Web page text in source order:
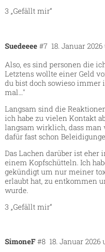
3 „Gefällt mir“
Suedeeee 18. Januar
#7
Also, es sind personen die
Letztens wollte einer Geld
du bist doch sowieso immer
mal…"
Langsam sind die
ich habe zu vielen Kontakt
langsam wirklich, dass man
dafür fast schon
Das Lachen darüber ist
einem Kopfschütteln. Ich
gekündigt um nur meiner
erlaubt hat, zu entkommen
wurde.
3 „Gefällt mir“
SimoneF 18. Januar 2026
#8